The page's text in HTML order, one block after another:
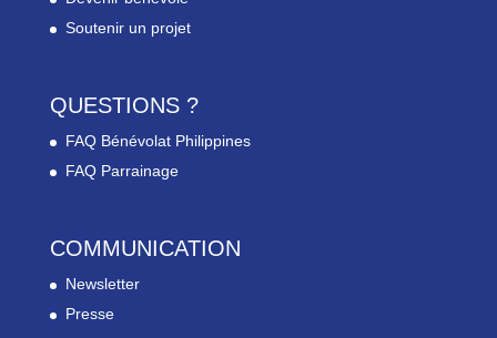
Soutenir un projet
QUESTIONS ?
FAQ Bénévolat Philippines
FAQ Parrainage
COMMUNICATION
Newsletter
Presse